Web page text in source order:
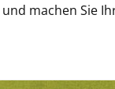
und machen Sie